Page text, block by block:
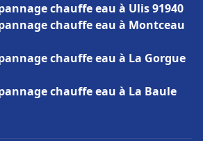
chauffe eau à Ulis 91940
chauffe eau à Montceau
chauffe eau à La Gorgue
chauffe eau à La Baule